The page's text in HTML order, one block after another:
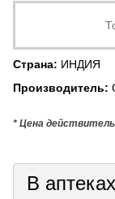
Страна: ИНДИЯ
Производитель:
* Цена
В